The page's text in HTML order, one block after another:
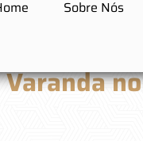
Sobre Nós
no